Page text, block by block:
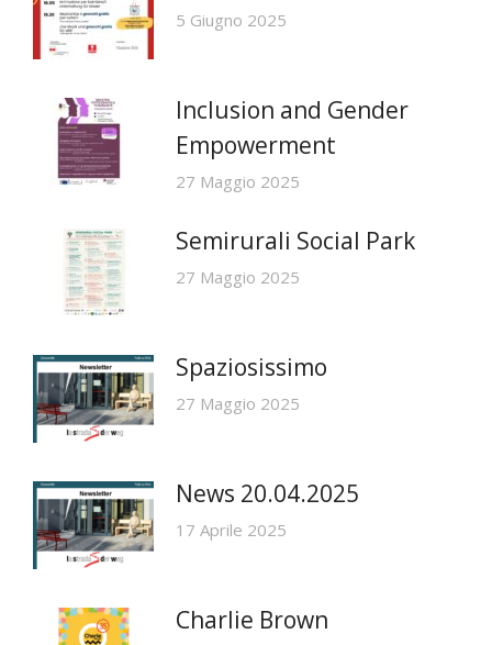
5 Giugno 2025
Inclusion and Gender
Empowerment
27 Maggio 2025
Semirurali Social Park
27 Maggio 2025
Spaziosissimo
27 Maggio 2025
News 20.04.2025
17 Aprile 2025
Charlie Brown